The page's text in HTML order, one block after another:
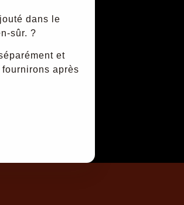
dans le
sûr. ?
et
après